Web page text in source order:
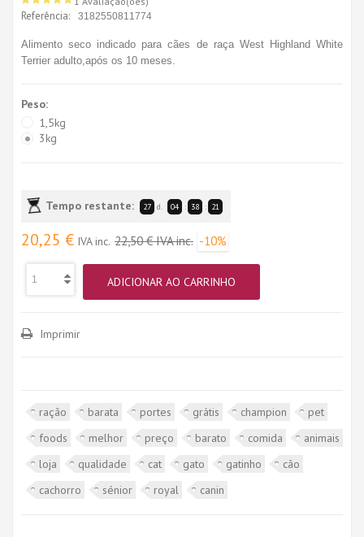
Referência: 3182550811774
Alimento seco indicado para cães de raça West Highland White
Terrier adulto,após os 10 meses.
Peso:
1,5kg
3kg
Tempo restante: 27 d. 04 : 38 : 21
20,25 € IVA inc. 22,50 €IVA inc. -10%
ADICIONAR AO CARRINHO
Imprimir
ração barata portes grátis champion
pet
foods
melhor preço barato comida
animais
loja
qualidade cat gato gatinho
cão
cachorro
sénior royal canin